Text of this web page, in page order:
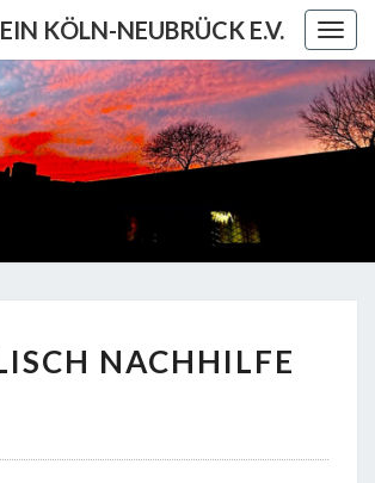
KÖLN-NEUBRÜCK E.V.
NACHHILFE
NACHHILFE